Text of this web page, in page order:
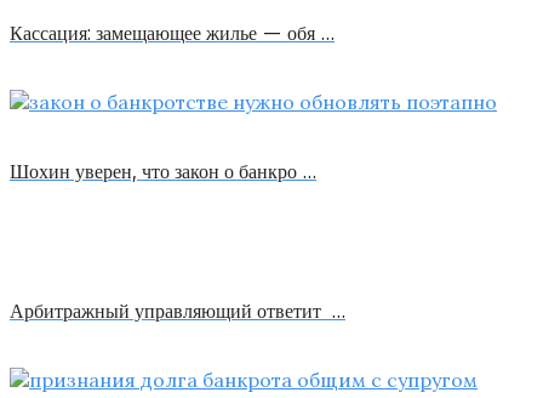
Кассация: замещающее жилье — обя …
Шохин уверен, что закон о банкро …
Арбитражный управляющий ответит …